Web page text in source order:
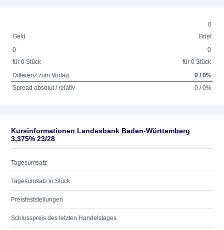
0
Geld
Brief
0
für 0 Stück
0
für 0 Stück
Differenz zum Vortag
0 / 0%
Spread absolut / relativ
0 / 0%
Kursinformationen Landesbank Baden-Württemberg
3,375% 23/28
Tagesumsatz
Tagesumsatz in Stück
Preisfeststellungen
Schlusspreis des letzten Handelstages